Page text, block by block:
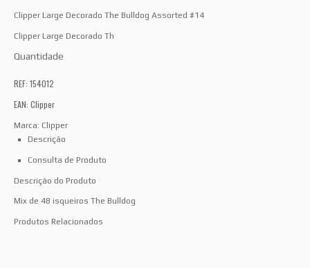
Clipper Large Decorado The Bulldog Assorted #14
Clipper Large Decorado Th
Quantidade
REF: 154012
EAN: Clipper
Marca: Clipper
Descrição
Consulta de Produto
Descrição do Produto
Mix de 48 isqueiros The Bulldog
Produtos Relacionados